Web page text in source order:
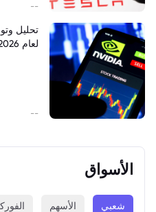
الأسواق
شعبي الأسهم
--
لعام 2026
--